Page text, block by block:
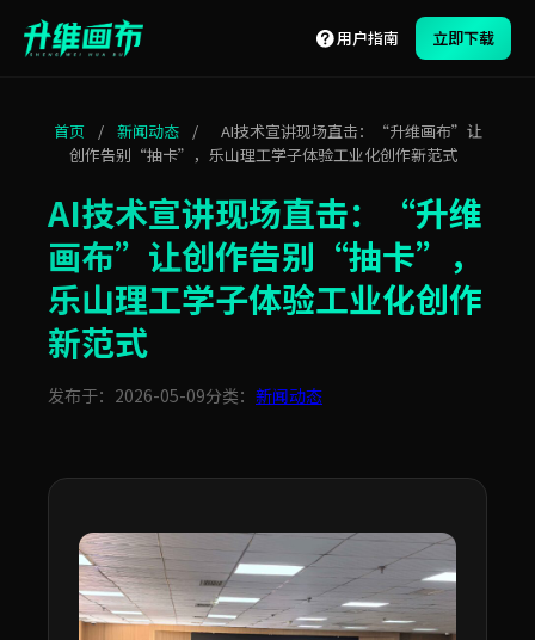
用户指南 立即下载
首页 / 新闻动态 /
AI技术宣讲现场直击：“升维画布”让
创作告别“抽卡”，乐山理工学子体验工业化创作新范式
AI技术宣讲现场直击：“升维
画布”让创作告别“抽卡”，
乐山理工学子体验工业化创作
新范式
发布于：2026-05-09分类： 新闻动态